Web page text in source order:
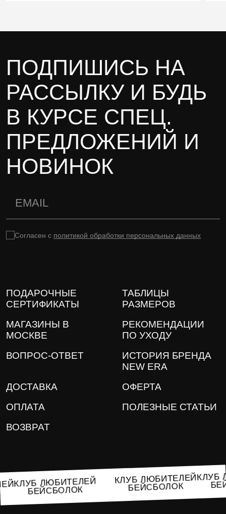
ПОДПИШИСЬ НА
РАССЫЛКУ И БУДЬ
В КУРСЕ СПЕЦ.
ПРЕДЛОЖЕНИЙ И
НОВИНОК
Согласен с политикой обработки персональных данных
ПОДАРОЧНЫЕ
СЕРТИФИКАТЫ
ТАБЛИЦЫ
РАЗМЕРОВ
МАГАЗИНЫ В
МОСКВЕ
РЕКОМЕНДАЦИИ
ПО УХОДУ
ВОПРОС-ОТВЕТ
ИСТОРИЯ БРЕНДА
NEW ERA
ДОСТАВКА
ОФЕРТА
ОПЛАТА
ПОЛЕЗНЫЕ СТАТЬИ
ВОЗВРАТ
КЛУБ ЛЮБИТЕЛЕЙ
БЕЙСБОЛОК
КЛУБ ЛЮБИТЕЛЕЙ
БЕЙСБОЛОК